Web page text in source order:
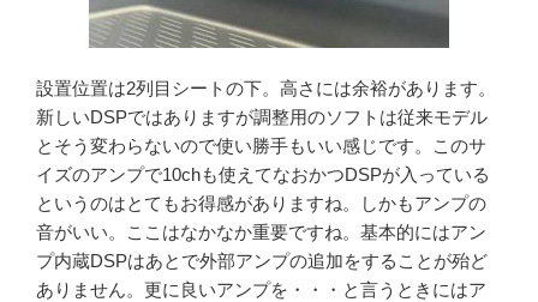
設置位置は2列目シートの下。高さには余裕があります。
新しいDSPではありますが調整用のソフトは従来モデル
とそう変わらないので使い勝手もいい感じです。このサ
イズのアンプで10chも使えてなおかつDSPが入っている
というのはとてもお得感がありますね。しかもアンプの
音がいい。ここはなかなか重要ですね。基本的にはアン
プ内蔵DSPはあとで外部アンプの追加をすることが殆ど
ありません。更に良いアンプを・・・と言うときにはア